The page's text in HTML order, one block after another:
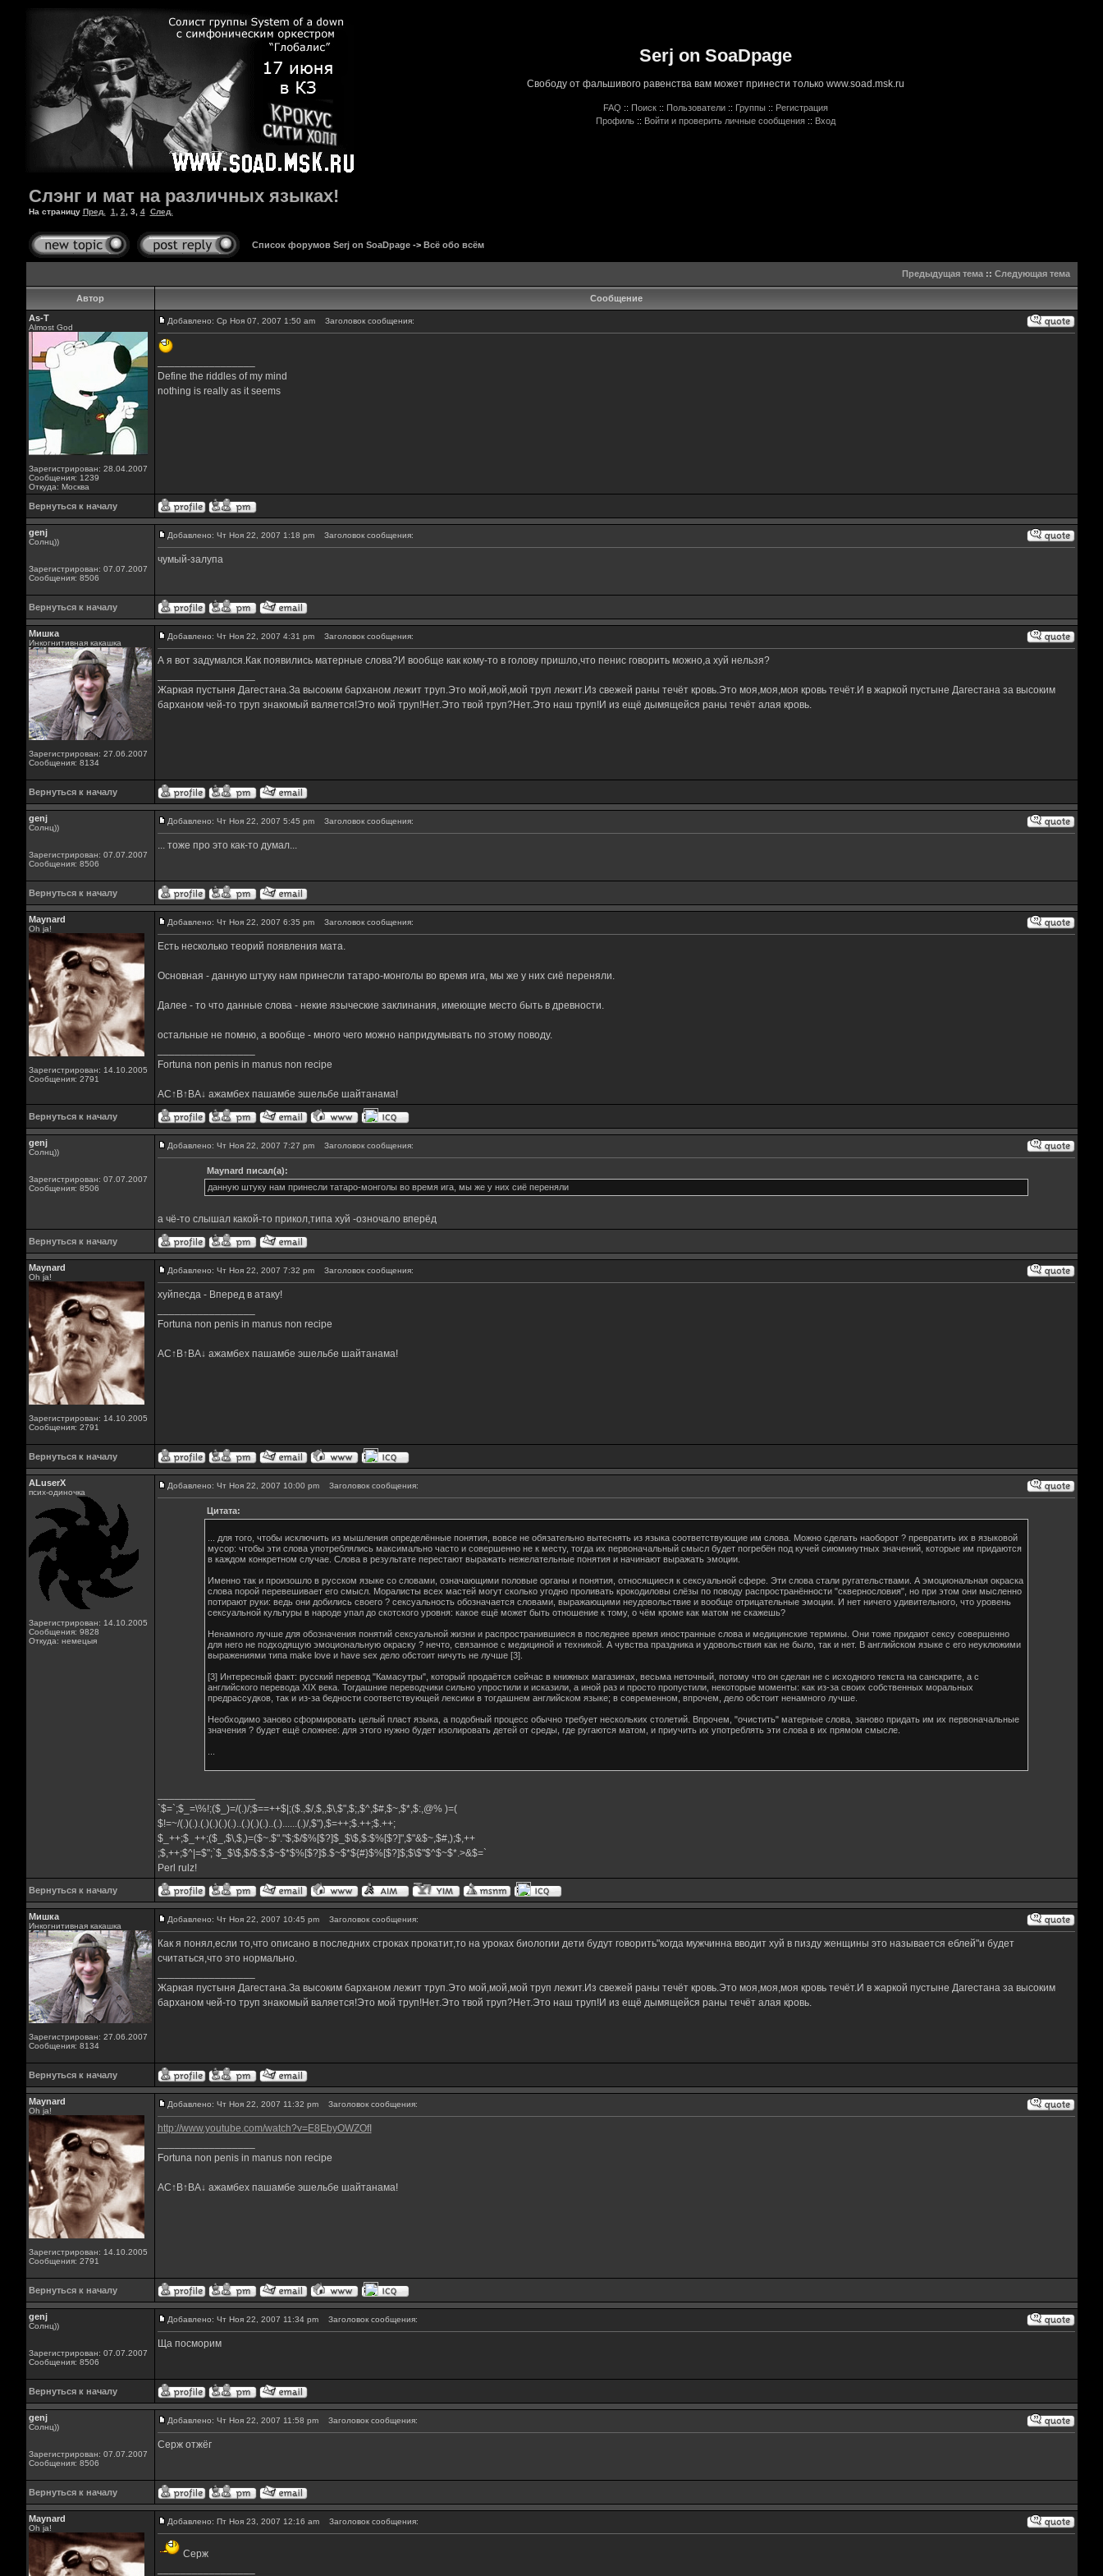
Serj on SoaDpage
Свободу от фальшивого равенства вам может принести только www.soad.msk.ru
FAQ :: Поиск :: Пользователи :: Группы :: Регистрация
Профиль :: Войти и проверить личные сообщения :: Вход
Слэнг и мат на различных языках!
На страницу Пред. 1 2 3 4 След.
Список форумов Serj on SoaDpage-> Всё обо всём
Предыдущая тема:: Следующая тема
Автор
Сообщение
As-T
Almost God
Зарегистрирован: 28.04.2007
Сообщения: 1239
Откуда: Москва
Добавлено: Ср Ноя 07, 2007 1:50 am Заголовок сообщения:
Define the riddles of my mind
nothing is really as it seems
Вернуться к началу
genj
Солнц))
Зарегистрирован: 07.07.2007
Сообщения: 8506
Добавлено: Чт Ноя 22, 2007 1:18 pm Заголовок сообщения:
чумый-залупа
Вернуться к началу
Мишка
Инкогнитивная какашка
Зарегистрирован: 27.06.2007
Сообщения: 8134
Добавлено: Чт Ноя 22, 2007 4:31 pm Заголовок сообщения:
А я вот задумался.Как появились матерные слова?И вообще как кому-то в голову пришло,что пенис говорить можно,а хуй нельзя?
Жаркая пустыня Дагестана.За высоким барханом лежит труп.Это мой,мой,мой труп лежит.Из свежей раны течёт кровь.Это моя,моя,моя кровь течёт.И в жаркой пустыне Дагестана за высоким
барханом чей-то труп знакомый валяется!Это мой труп!Нет.Это твой труп?Нет.Это наш труп!И из ещё дымящейся раны течёт алая кровь.
Вернуться к началу
genj
Солнц))
Зарегистрирован: 07.07.2007
Сообщения: 8506
Добавлено: Чт Ноя 22, 2007 5:45 pm Заголовок сообщения:
... тоже про это как-то думал...
Вернуться к началу
Maynard
Oh ja!
Зарегистрирован: 14.10.2005
Сообщения: 2791
Добавлено: Чт Ноя 22, 2007 6:35 pm Заголовок сообщения:
Есть несколько теорий появления мата.
Основная - данную штуку нам принесли татаро-монголы во время ига, мы же у них сиё переняли.
Далее - то что данные слова - некие языческие заклинания, имеющие место быть в древности.
остальные не помню, а вообще - много чего можно напридумывать по этому поводу.
Fortuna non penis in manus non recipe
AC↑B↑BA↓ ажамбех пашамбе эшельбе шайтанама!
Вернуться к началу
genj
Солнц))
Зарегистрирован: 07.07.2007
Сообщения: 8506
Добавлено: Чт Ноя 22, 2007 7:27 pm Заголовок сообщения:
Maynard писал(а):
данную штуку нам принесли татаро-монголы во время ига, мы же у них сиё переняли
а чё-то слышал какой-то прикол,типа хуй -озночало вперёд
Вернуться к началу
Maynard
Oh ja!
Зарегистрирован: 14.10.2005
Сообщения: 2791
Добавлено: Чт Ноя 22, 2007 7:32 pm Заголовок сообщения:
хуйпесда - Вперед в атаку!
Fortuna non penis in manus non recipe
AC↑B↑BA↓ ажамбех пашамбе эшельбе шайтанама!
Вернуться к началу
ALuserX
псих-одиночка
Зарегистрирован: 14.10.2005
Сообщения: 9828
Откуда: немецыя
Добавлено: Чт Ноя 22, 2007 10:00 pm Заголовок сообщения:
Цитата:
... для того, чтобы исключить из мышления определённые понятия, вовсе не обязательно вытеснять из языка соответствующие им слова. Можно сделать наоборот ? превратить их в языковой
мусор: чтобы эти слова употреблялись максимально часто и совершенно не к месту, тогда их первоначальный смысл будет погребён под кучей сиюминутных значений, которые им придаются
в каждом конкретном случае. Слова в результате перестают выражать нежелательные понятия и начинают выражать эмоции.
Именно так и произошло в русском языке со словами, означающими половые органы и понятия, относящиеся к сексуальной сфере. Эти слова стали ругательствами. А эмоциональная окраска
слова порой перевешивает его смысл. Моралисты всех мастей могут сколько угодно проливать крокодиловы слёзы по поводу распространённости "сквернословия", но при этом они мысленно
потирают руки: ведь они добились своего ? сексуальность обозначается словами, выражающими неудовольствие и вообще отрицательные эмоции. И нет ничего удивительного, что уровень
сексуальной культуры в народе упал до скотского уровня: какое ещё может быть отношение к тому, о чём кроме как матом не скажешь?
Ненамного лучше для обозначения понятий сексуальной жизни и распространившиеся в последнее время иностранные слова и медицинские термины. Они тоже придают сексу совершенно
для него не подходящую эмоциональную окраску ? нечто, связанное с медициной и техникой. А чувства праздника и удовольствия как не было, так и нет. В английском языке с его неуклюжими
выражениями типа make love и have sex дело обстоит ничуть не лучше [3].
[3] Интересный факт: русский перевод "Камасутры", который продаётся сейчас в книжных магазинах, весьма неточный, потому что он сделан не с исходного текста на санскрите, а с
английского перевода XIX века. Тогдашние переводчики сильно упростили и исказили, а иной раз и просто пропустили, некоторые моменты: как из-за своих собственных моральных
предрассудков, так и из-за бедности соответствующей лексики в тогдашнем английском языке; в современном, впрочем, дело обстоит ненамного лучше.
Необходимо заново сформировать целый пласт языка, а подобный процесс обычно требует нескольких столетий. Впрочем, "очистить" матерные слова, заново придать им их первоначальные
значения ? будет ещё сложнее: для этого нужно будет изолировать детей от среды, где ругаются матом, и приучить их употреблять эти слова в их прямом смысле.
`$=`;$_=\%!;($_)=/(.)/;$==++$|;($.,$/,$,,$\,$",$;,$^,$#,$~,$*,$:,@% )=(
$!=~/(.)(.).(.)(.)(.)(.)..(.)(.)(.)..(.)......(.)/,$"),$=++;$.++;$.++;
$_++;$_++;($_,$\,$,)=($~.$"."$;$/$%[$?]$_$\$,$:$%[$?]",$"&$~,$#,);$,++
;$,++;$^|=$";`$_$\$,$/$:$;$~$*$%[$?]$.$~$*${#}$%[$?]$;$\$"$^$~$*.>&$=`
Perl rulz!
Вернуться к началу
Мишка
Инкогнитивная какашка
Зарегистрирован: 27.06.2007
Сообщения: 8134
Добавлено: Чт Ноя 22, 2007 10:45 pm Заголовок сообщения:
Как я понял,если то,что описано в последних строках прокатит,то на уроках биологии дети будут говорить"когда мужчинна вводит хуй в пизду женщины это называется еблей"и будет
считаться,что это нормально.
Жаркая пустыня Дагестана.За высоким барханом лежит труп.Это мой,мой,мой труп лежит.Из свежей раны течёт кровь.Это моя,моя,моя кровь течёт.И в жаркой пустыне Дагестана за высоким
барханом чей-то труп знакомый валяется!Это мой труп!Нет.Это твой труп?Нет.Это наш труп!И из ещё дымящейся раны течёт алая кровь.
Вернуться к началу
Maynard
Oh ja!
Зарегистрирован: 14.10.2005
Сообщения: 2791
Добавлено: Чт Ноя 22, 2007 11:32 pm Заголовок сообщения:
http://www.youtube.com/watch?v=E8EbyOWZOfI
Fortuna non penis in manus non recipe
AC↑B↑BA↓ ажамбех пашамбе эшельбе шайтанама!
Вернуться к началу
genj
Солнц))
Зарегистрирован: 07.07.2007
Сообщения: 8506
Добавлено: Чт Ноя 22, 2007 11:34 pm Заголовок сообщения:
Ща посморим
Вернуться к началу
genj
Солнц))
Зарегистрирован: 07.07.2007
Сообщения: 8506
Добавлено: Чт Ноя 22, 2007 11:58 pm Заголовок сообщения:
Серж отжёг
Вернуться к началу
Maynard
Oh ja!
Добавлено: Пт Ноя 23, 2007 12:16 am Заголовок сообщения:
Серж